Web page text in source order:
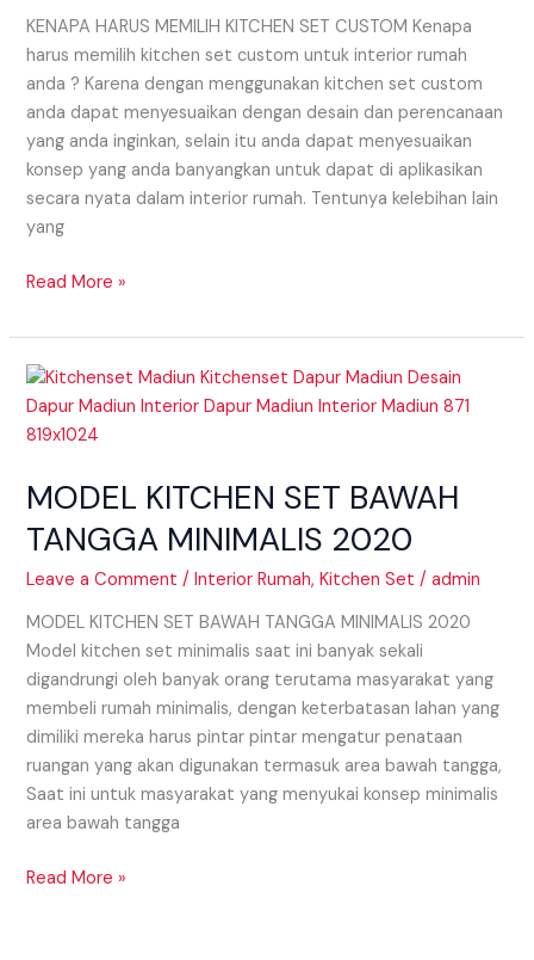
KENAPA HARUS MEMILIH KITCHEN SET CUSTOM Kenapa
harus memilih kitchen set custom untuk interior rumah
anda ? Karena dengan menggunakan kitchen set custom
anda dapat menyesuaikan dengan desain dan perencanaan
yang anda inginkan, selain itu anda dapat menyesuaikan
konsep yang anda banyangkan untuk dapat di aplikasikan
secara nyata dalam interior rumah. Tentunya kelebihan lain
yang
Read More »
MODEL KITCHEN SET BAWAH
TANGGA MINIMALIS 2020
Leave a Comment /Interior Rumah,Kitchen Set /admin
MODEL KITCHEN SET BAWAH TANGGA MINIMALIS 2020
Model kitchen set minimalis saat ini banyak sekali
digandrungi oleh banyak orang terutama masyarakat yang
membeli rumah minimalis, dengan keterbatasan lahan yang
dimiliki mereka harus pintar pintar mengatur penataan
ruangan yang akan digunakan termasuk area bawah tangga,
Saat ini untuk masyarakat yang menyukai konsep minimalis
area bawah tangga
MODEL
KITCHEN
SET
TANGGA
2020
Read More »